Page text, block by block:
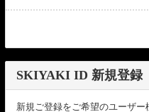
SKIYAKI ID 新規登録
新規ご登録をご希望のユーザ